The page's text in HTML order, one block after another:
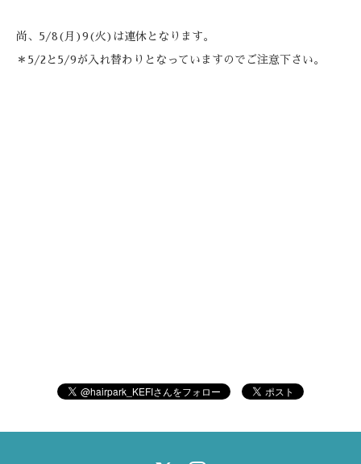
尚、5/8(月)9(火)は連休となります。
＊5/2と5/9が入れ替わりとなっていますのでご注意下さい。